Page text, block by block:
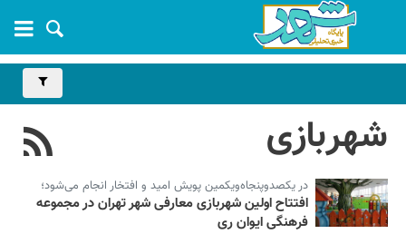
شهربازی
در یکصدوپنجاه‌ویکمین پویش امید و افتخار انجام می‌شود؛
افتتاح اولین شهربازی معارفی شهر تهران در مجموعه
فرهنگی ایوان ری